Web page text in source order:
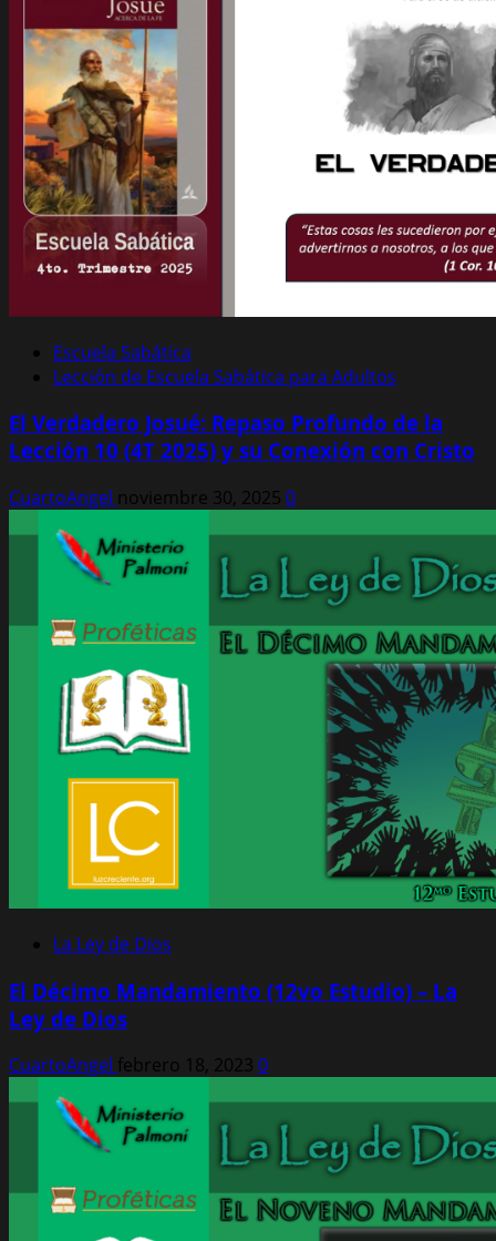
Escuela Sabática
Lección de Escuela Sabática para Adultos
El Verdadero Josué: Repaso Profundo de la
Lección 10 (4T 2025) y su Conexión con Cristo
CuartoAngel noviembre 30, 2025 0
La Ley de Dios
El Décimo Mandamiento (12vo Estudio) – La
Ley de Dios
CuartoAngel febrero 18, 2023 0